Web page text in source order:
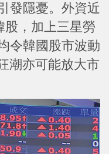
發隱憂。外資近
股，加上三星勞
令韓國股市波動
潮亦可能放大市